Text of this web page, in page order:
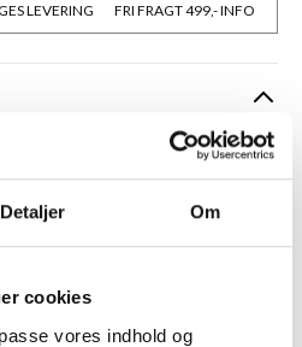
Detaljer Om
cookies
vores indhold og
LEVERING FRI FRAGT 499,- INFO
er 80cm eller derover på
anvendes i stedet.
hvis den længste led er mellem 80
anvendes.